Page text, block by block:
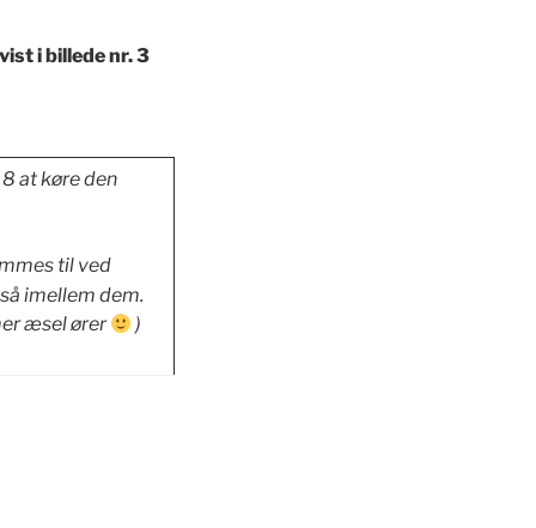
i billede nr. 3
at køre den
til ved
imellem dem.
æsel ører
)